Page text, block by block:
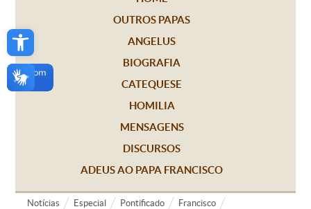
Open toolbar
OUTROS PAPAS
ANGELUS
BIOGRAFIA
CATEQUESE
HOMILIA
MENSAGENS
DISCURSOS
ADEUS AO PAPA FRANCISCO
Notícias Especial Pontificado Francisco